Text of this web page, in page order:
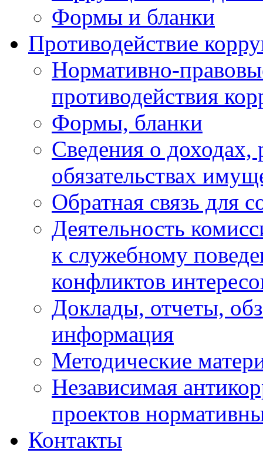
Формы и бланки
Противодействие
Нормативно-
противодействия
Формы, бланки
Сведения о доходах,
обязательствах
Обратная связь для
Деятельность
к служебному
конфликтов
Доклады, отчеты,
информация
Методические
Независимая
проектов
Контакты